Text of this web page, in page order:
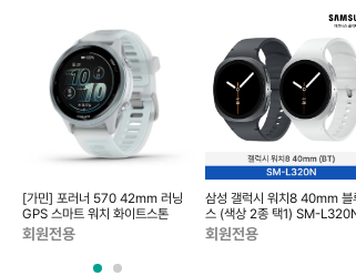
경기도 고양시 덕양구 꽃마을로64, 1235호
[가민] 포러너 570 42mm 러닝
GPS 스마트 워치 화이트스톤
회원전용
삼성 갤럭시 워치8 40mm 블
스 (색상 2종 택1) SM-
회원전용